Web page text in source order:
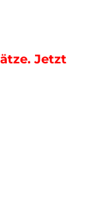
Jetzt